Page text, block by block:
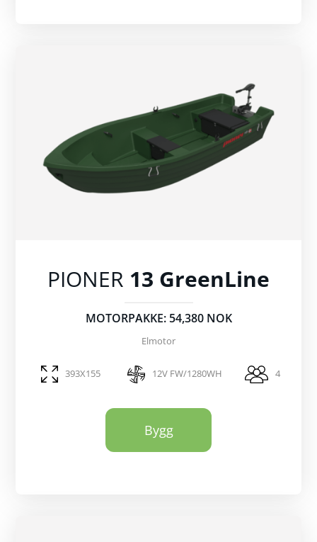
PIONER 13 GreenLine
MOTORPAKKE: 54,380 NOK
Elmotor
393X155 12V FW/1280WH 4
Bygg